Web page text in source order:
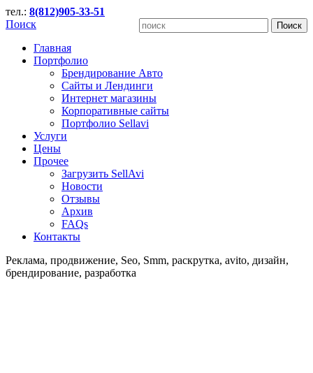
тел.: 8(812)905-33-51
Поиск
Главная
Портфолио
Брендирование Авто
Сайты и Лендинги
Интернет магазины
Корпоративные сайты
Портфолио Sellavi
Услуги
Цены
Прочее
Загрузить SellAvi
Новости
Отзывы
Архив
FAQs
Контакты
Реклама, продвижение, Seo, Smm, раскрутка, avito, дизайн,
брендирование, разработка